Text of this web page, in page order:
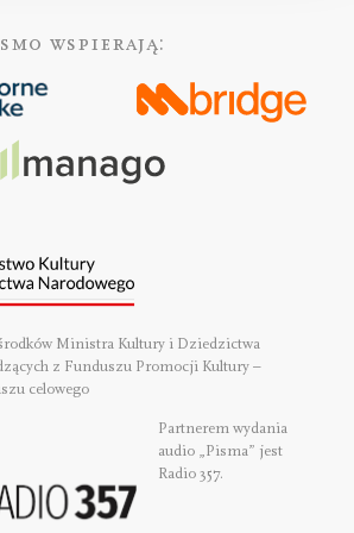
wspierają:
Ministra Kultury i Dziedzictwa
z Funduszu Promocji Kultury –
celowego
Partnerem wydania
audio „Pisma” jest
Radio 357.